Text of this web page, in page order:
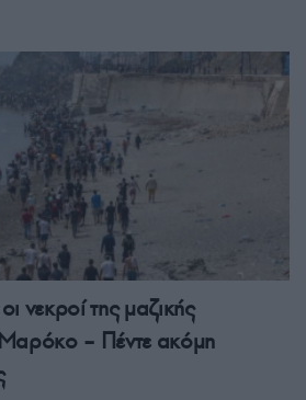
νεκροί της μαζικής
– Πέντε ακόμη